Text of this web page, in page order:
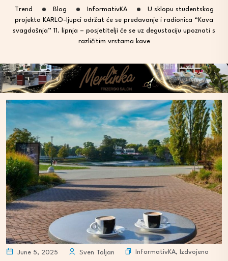
Trend Blog InformativKA
U sklopu studentskog
projekta KARLO-ljupci održat će se predavanje i radionica “Kava
svagdašnja” 11. lipnja – posjetitelji će se uz degustaciju upoznati s
različitim vrstama kave
June 5, 2025 Sven Toljan InformativKA,
Izdvojeno